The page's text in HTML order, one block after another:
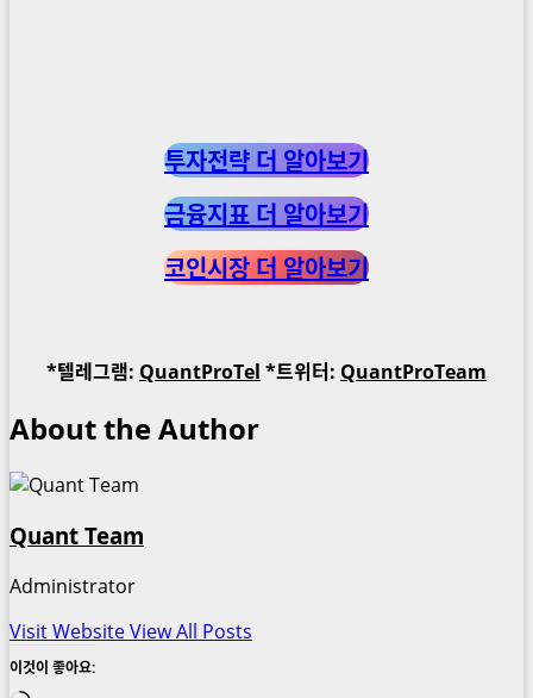
투자전략 더 알아보기
금융지표 더 알아보기
코인시장 더 알아보기
*텔레그램: QuantProTel *트위터: QuantProTeam
About the Author
Quant Team
Administrator
Visit WebsiteView All Posts
이것이 좋아요: